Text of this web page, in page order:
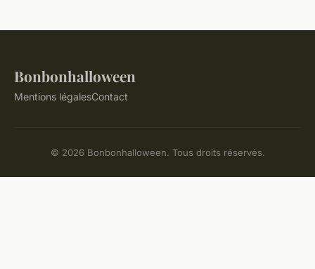
Bonbonhalloween
Mentions légalesContact
© 2026 Bonbonhalloween. Tous droits réservés.